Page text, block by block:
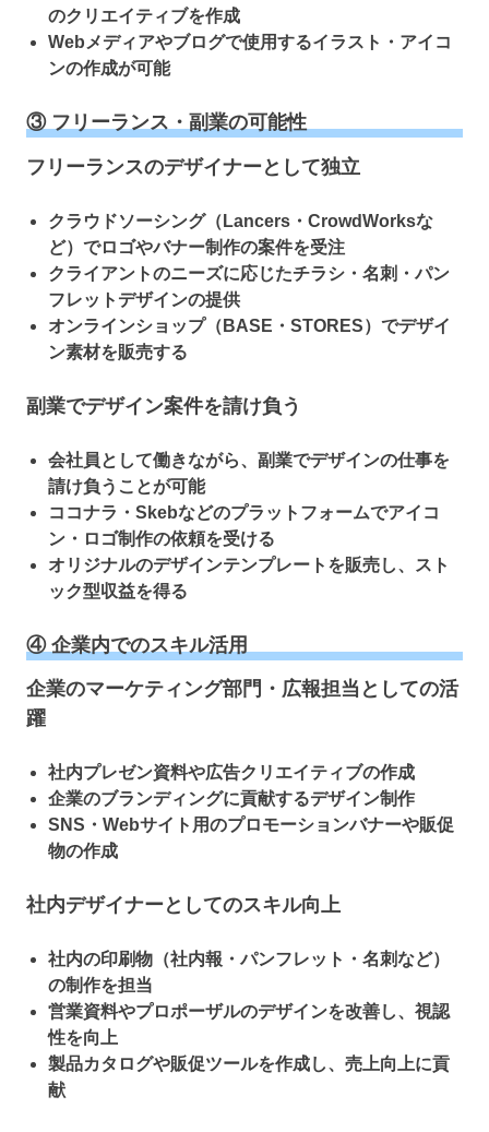
のクリエイティブを作成
Webメディアやブログで使用するイラスト・アイコ
ンの作成が可能
③ フリーランス・副業の可能性
フリーランスのデザイナーとして独立
クラウドソーシング（Lancers・CrowdWorksな
ど）でロゴやバナー制作の案件を受注
クライアントのニーズに応じたチラシ・名刺・パン
フレットデザインの提供
オンラインショップ（BASE・STORES）でデザイ
ン素材を販売する
副業でデザイン案件を請け負う
会社員として働きながら、副業でデザインの仕事を
請け負うことが可能
ココナラ・Skebなどのプラットフォームでアイコ
ン・ロゴ制作の依頼を受ける
オリジナルのデザインテンプレートを販売し、スト
ック型収益を得る
④ 企業内でのスキル活用
企業のマーケティング部門・広報担当としての活
躍
社内プレゼン資料や広告クリエイティブの作成
企業のブランディングに貢献するデザイン制作
SNS・Webサイト用のプロモーションバナーや販促
物の作成
社内デザイナーとしてのスキル向上
社内の印刷物（社内報・パンフレット・名刺など）
の制作を担当
営業資料やプロポーザルのデザインを改善し、視認
性を向上
製品カタログや販促ツールを作成し、売上向上に貢
献